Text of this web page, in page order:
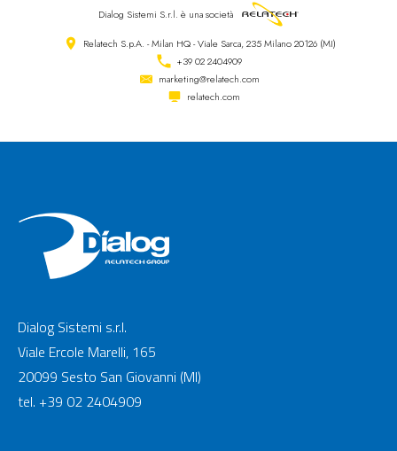
Dialog Sistemi S.r.l. è una società
Relatech S.p.A. - Milan HQ - Viale Sarca, 235 Milano 20126 (MI)
+39 02 2404909
marketing@relatech.com
relatech.com
Dialog Sistemi s.r.l.
Viale Ercole Marelli, 165
20099 Sesto San Giovanni (MI)
tel. +39 02 2404909